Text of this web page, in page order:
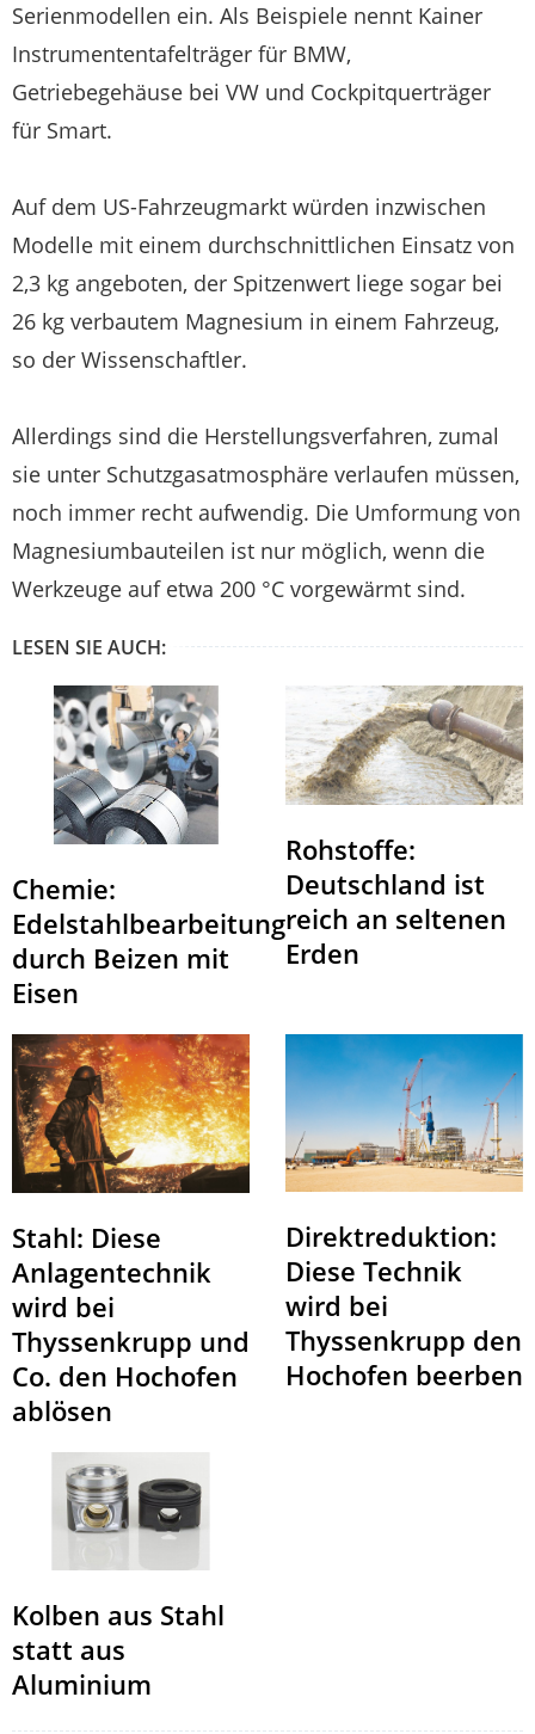
Serienmodellen ein. Als Beispiele nennt Kainer
Instrumententafelträger für BMW,
Getriebegehäuse bei VW und Cockpitquerträger
für Smart.
Auf dem US-Fahrzeugmarkt würden inzwischen
Modelle mit einem durchschnittlichen Einsatz von
2,3 kg angeboten, der Spitzenwert liege sogar bei
26 kg verbautem Magnesium in einem Fahrzeug,
so der Wissenschaftler.
Allerdings sind die Herstellungsverfahren, zumal
sie unter Schutzgasatmosphäre verlaufen müssen,
noch immer recht aufwendig. Die Umformung von
Magnesiumbauteilen ist nur möglich, wenn die
Werkzeuge auf etwa 200 °C vorgewärmt sind.
LESEN SIE AUCH:
Chemie:
Edelstahlbearbeitung
durch Beizen mit
Eisen
Rohstoffe:
Deutschland ist
reich an seltenen
Erden
Stahl: Diese
Anlagentechnik
wird bei
Thyssenkrupp und
Co. den Hochofen
ablösen
Direktreduktion:
Diese Technik
wird bei
Thyssenkrupp den
Hochofen beerben
Kolben aus Stahl
statt aus
Aluminium